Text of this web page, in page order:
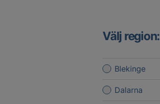
Välj region:
Blekinge
Dalarna